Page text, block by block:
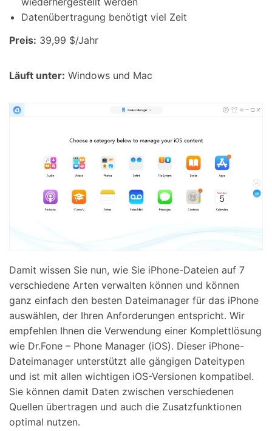
Datenübertragung benötigt viel Zeit
Preis: 39,99 $/Jahr
Läuft unter: Windows und Mac
Damit wissen Sie nun, wie Sie iPhone-Dateien auf 7
verschiedene Arten verwalten können und können
ganz einfach den besten Dateimanager für das iPhone
auswählen, der Ihren Anforderungen entspricht. Wir
empfehlen Ihnen die Verwendung einer Komplettlösung
wie Dr.Fone – Phone Manager (iOS). Dieser iPhone-
Dateimanager unterstützt alle gängigen Dateitypen
und ist mit allen wichtigen iOS-Versionen kompatibel.
Sie können damit Daten zwischen verschiedenen
Quellen übertragen und auch die Zusatzfunktionen
optimal nutzen.